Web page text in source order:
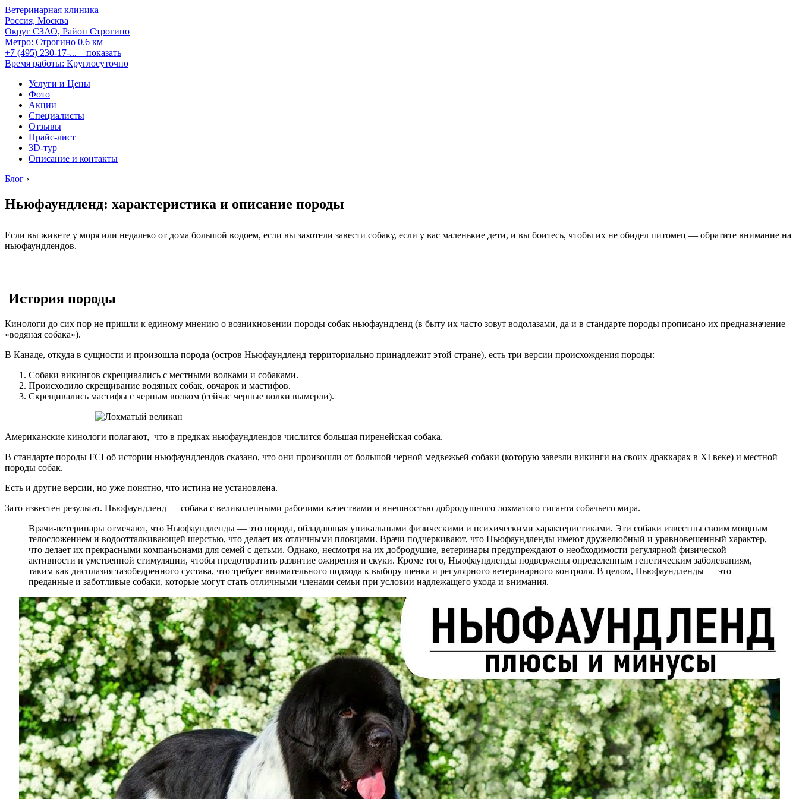
Ветеринарная клиника
Россия, Москва
Округ СЗАО, Район Строгино
Метро: Строгино 0.6 км
+7 (495) 230-17-... – показать
Время работы: Круглосуточно
Услуги и Цены
Фото
Акции
Специалисты
Отзывы
Прайс-лист
3D-тур
Описание и контакты
Блог ›
Ньюфаундленд: характеристика и описание породы
Если вы живете у моря или недалеко от дома большой водоем, если вы захотели завести собаку, если у вас маленькие дети, и вы боитесь, чтобы их не обидел питомец — обратите внимание на
ньюфаундлендов.
История породы
Кинологи до сих пор не пришли к единому мнению о возникновении породы собак ньюфаундленд (в быту их часто зовут водолазами, да и в стандарте породы прописано их предназначение
«водяная собака»).
В Канаде, откуда в сущности и произошла порода (остров Ньюфаундленд территориально принадлежит этой стране), есть три версии происхождения породы:
Собаки викингов скрещивались с местными волками и собаками.
Происходило скрещивание водяных собак, овчарок и мастифов.
Скрещивались мастифы с черным волком (сейчас черные волки вымерли).
Американские кинологи полагают, что в предках ньюфаундлендов числится большая пиренейская собака.
В стандарте породы FCI об истории ньюфаундлендов сказано, что они произошли от большой черной медвежьей собаки (которую завезли викинги на своих драккарах в XI веке) и местной
породы собак.
Есть и другие версии, но уже понятно, что истина не установлена.
Зато известен результат. Ньюфаундленд — собака с великолепными рабочими качествами и внешностью добродушного лохматого гиганта собачьего мира.
Врачи-ветеринары отмечают, что Ньюфаундленды — это порода, обладающая уникальными физическими и психическими характеристиками. Эти собаки известны своим мощным
телосложением и водоотталкивающей шерстью, что делает их отличными пловцами. Врачи подчеркивают, что Ньюфаундленды имеют дружелюбный и уравновешенный характер,
что делает их прекрасными компаньонами для семей с детьми. Однако, несмотря на их добродушие, ветеринары предупреждают о необходимости регулярной физической
активности и умственной стимуляции, чтобы предотвратить развитие ожирения и скуки. Кроме того, Ньюфаундленды подвержены определенным генетическим заболеваниям,
таким как дисплазия тазобедренного сустава, что требует внимательного подхода к выбору щенка и регулярного ветеринарного контроля. В целом, Ньюфаундленды — это
преданные и заботливые собаки, которые могут стать отличными членами семьи при условии надлежащего ухода и внимания.